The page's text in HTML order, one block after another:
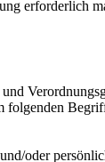
erforderlich
folgenden
oder